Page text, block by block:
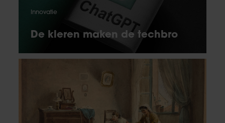
Innovatie
De kleren maken de techbro